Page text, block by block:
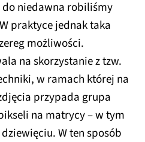
do niedawna robiliśmy
praktyce jednak taka
możliwości.
na skorzystanie z tzw.
w ramach której na
przypada grupa
na matrycy – w tym
W ten sposób